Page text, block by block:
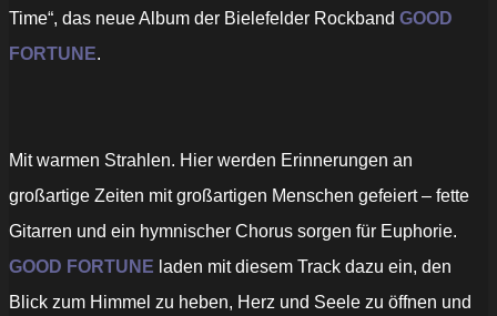
Time“, das neue Album der Bielefelder Rockband GOOD
FORTUNE.
Mit warmen Strahlen. Hier werden Erinnerungen an
großartige Zeiten mit großartigen Menschen gefeiert – fette
Gitarren und ein hymnischer Chorus sorgen für Euphorie.
GOOD FORTUNE laden mit diesem Track dazu ein, den
Blick zum Himmel zu heben, Herz und Seele zu öffnen und